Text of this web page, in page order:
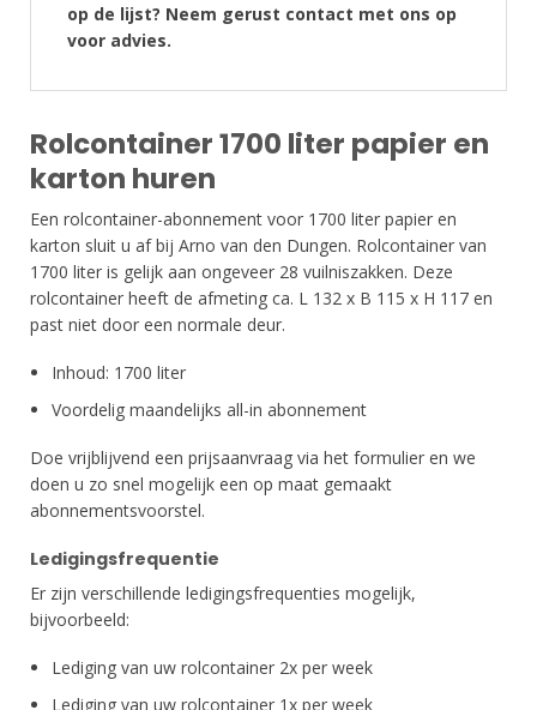
op de lijst? Neem gerust contact met ons op
voor advies.
Rolcontainer 1700 liter papier en
karton huren
Een rolcontainer-abonnement voor 1700 liter papier en
karton sluit u af bij Arno van den Dungen. Rolcontainer van
1700 liter is gelijk aan ongeveer 28 vuilniszakken. Deze
rolcontainer heeft de afmeting ca. L 132 x B 115 x H 117 en
past niet door een normale deur.
Inhoud: 1700 liter
Voordelig maandelijks all-in abonnement
Doe vrijblijvend een prijsaanvraag via het formulier en we
doen u zo snel mogelijk een op maat gemaakt
abonnementsvoorstel.
Ledigingsfrequentie
Er zijn verschillende ledigingsfrequenties mogelijk,
bijvoorbeeld:
Lediging van uw rolcontainer 2x per week
Lediging van uw rolcontainer 1x per week